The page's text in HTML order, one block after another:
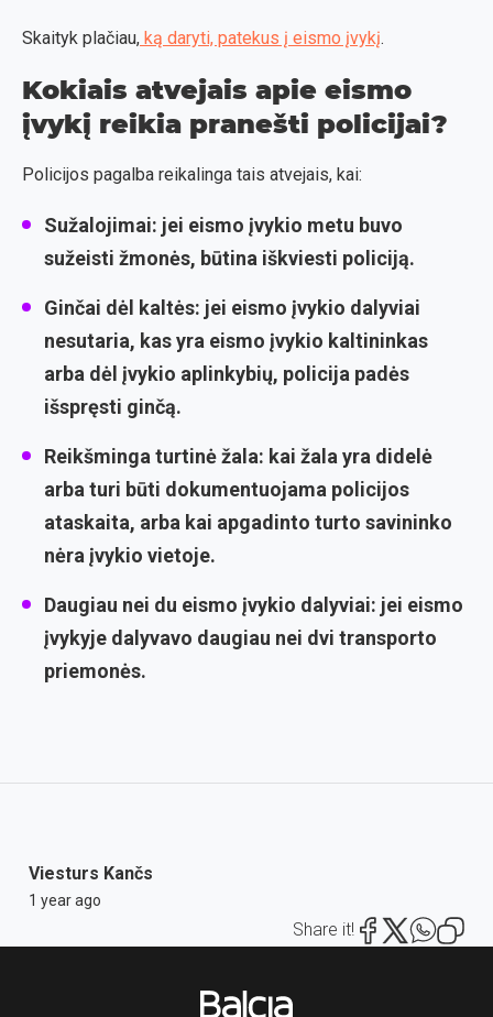
Skaityk plačiau, ką daryti, patekus į eismo įvykį.
Kokiais atvejais apie eismo
įvykį reikia pranešti policijai?
Policijos pagalba reikalinga tais atvejais, kai:
Sužalojimai: jei eismo įvykio metu buvo
sužeisti žmonės, būtina iškviesti policiją.
Ginčai dėl kaltės: jei eismo įvykio dalyviai
nesutaria, kas yra eismo įvykio kaltininkas
arba dėl įvykio aplinkybių, policija padės
išspręsti ginčą.
Reikšminga turtinė žala: kai žala yra didelė
arba turi būti dokumentuojama policijos
ataskaita, arba kai apgadinto turto savininko
nėra įvykio vietoje.
Daugiau nei du eismo įvykio dalyviai: jei eismo
įvykyje dalyvavo daugiau nei dvi transporto
priemonės.
Viesturs Kančs
1 year ago
Share it!